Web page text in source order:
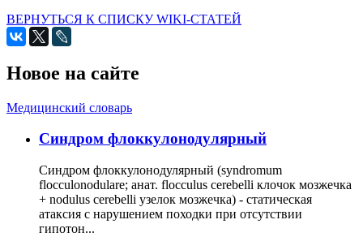
ВЕРНУТЬСЯ К СПИСКУ WIKI-СТАТЕЙ
Новое на сайте
Медицинский словарь
Cиндром флоккулонодулярный
Синдром флоккулонодулярный (syndromum
flocculonodulare; анат. flocculus cerebelli клочок мозжечка
+ nodulus cerebelli узелок мозжечка) - статическая
атаксия с нарушением походки при отсутствии
гипотон...